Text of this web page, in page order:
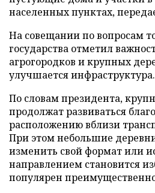
населенных пунктах,
На совещании по вопросам
государства отметил
агрогородков и крупных
улучшается инфраструктура.
По словам президента,
продолжат развиваться
расположению вблизи
При этом небольшие
изменить свой формат или
направлением становится
популярен